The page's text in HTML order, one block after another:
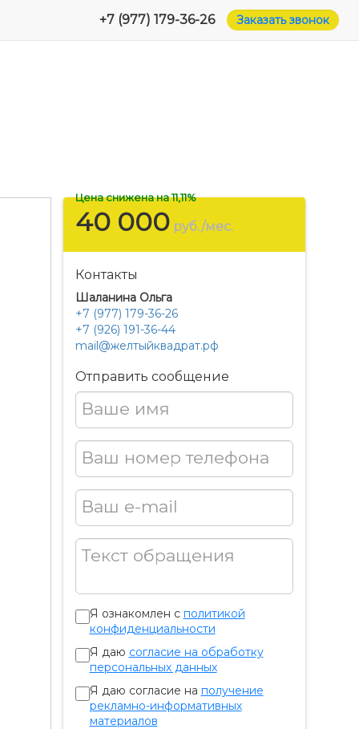
Заказать звонок
+7 (977) 179-36-26
Цена снижена на 11,11%
40 000руб./мес.
Контакты
Шаланина Ольга
+7 (977) 179-36-26
+7 (926) 191-36-44
mail@желтыйквадрат.рф
Отправить сообщение
Ваше имя
Ваш номер телефона
Ваш e-mail
Текст обращения
Я ознакомлен с политикой
конфиденциальности
Я даю согласие на обработку
персональных данных
Я даю согласие на получение
рекламно-информативных
материалов